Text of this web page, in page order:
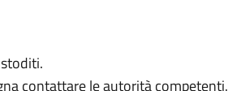
contattare le autorità competenti.